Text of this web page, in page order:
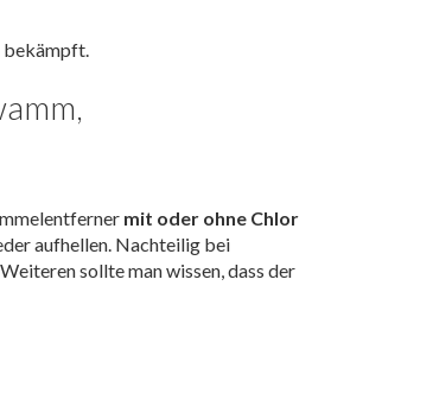
bekämpft.
mit oder ohne Chlor
aufhellen. Nachteilig bei
sollte man wissen, dass der